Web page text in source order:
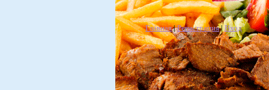
Главная|Регистрация|Вход